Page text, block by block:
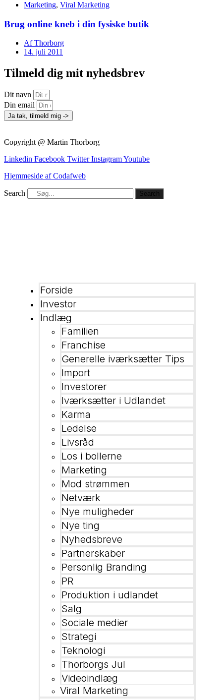
Marketing, Viral Marketing
Brug online kneb i din fysiske butik
AfThorborg
14. juli 2011
Tilmeld dig mit nyhedsbrev
Dit navn
Din email
Ja tak, tilmeld mig ->
Copyright @ Martin Thorborg
Linkedin Facebook Twitter InstagramYoutube
Hjemmeside af Codafweb
Search Search
Forside
Investor
Indlæg
Familien
Franchise
Generelle iværksætter Tips
Import
Investorer
Iværksætter i Udlandet
Karma
Ledelse
Livsråd
Los i bollerne
Marketing
Mod strømmen
Netværk
Nye muligheder
Nye ting
Nyhedsbreve
Partnerskaber
Personlig Branding
PR
Produktion i udlandet
Salg
Sociale medier
Strategi
Teknologi
Thorborgs Jul
Videoindlæg
Viral Marketing